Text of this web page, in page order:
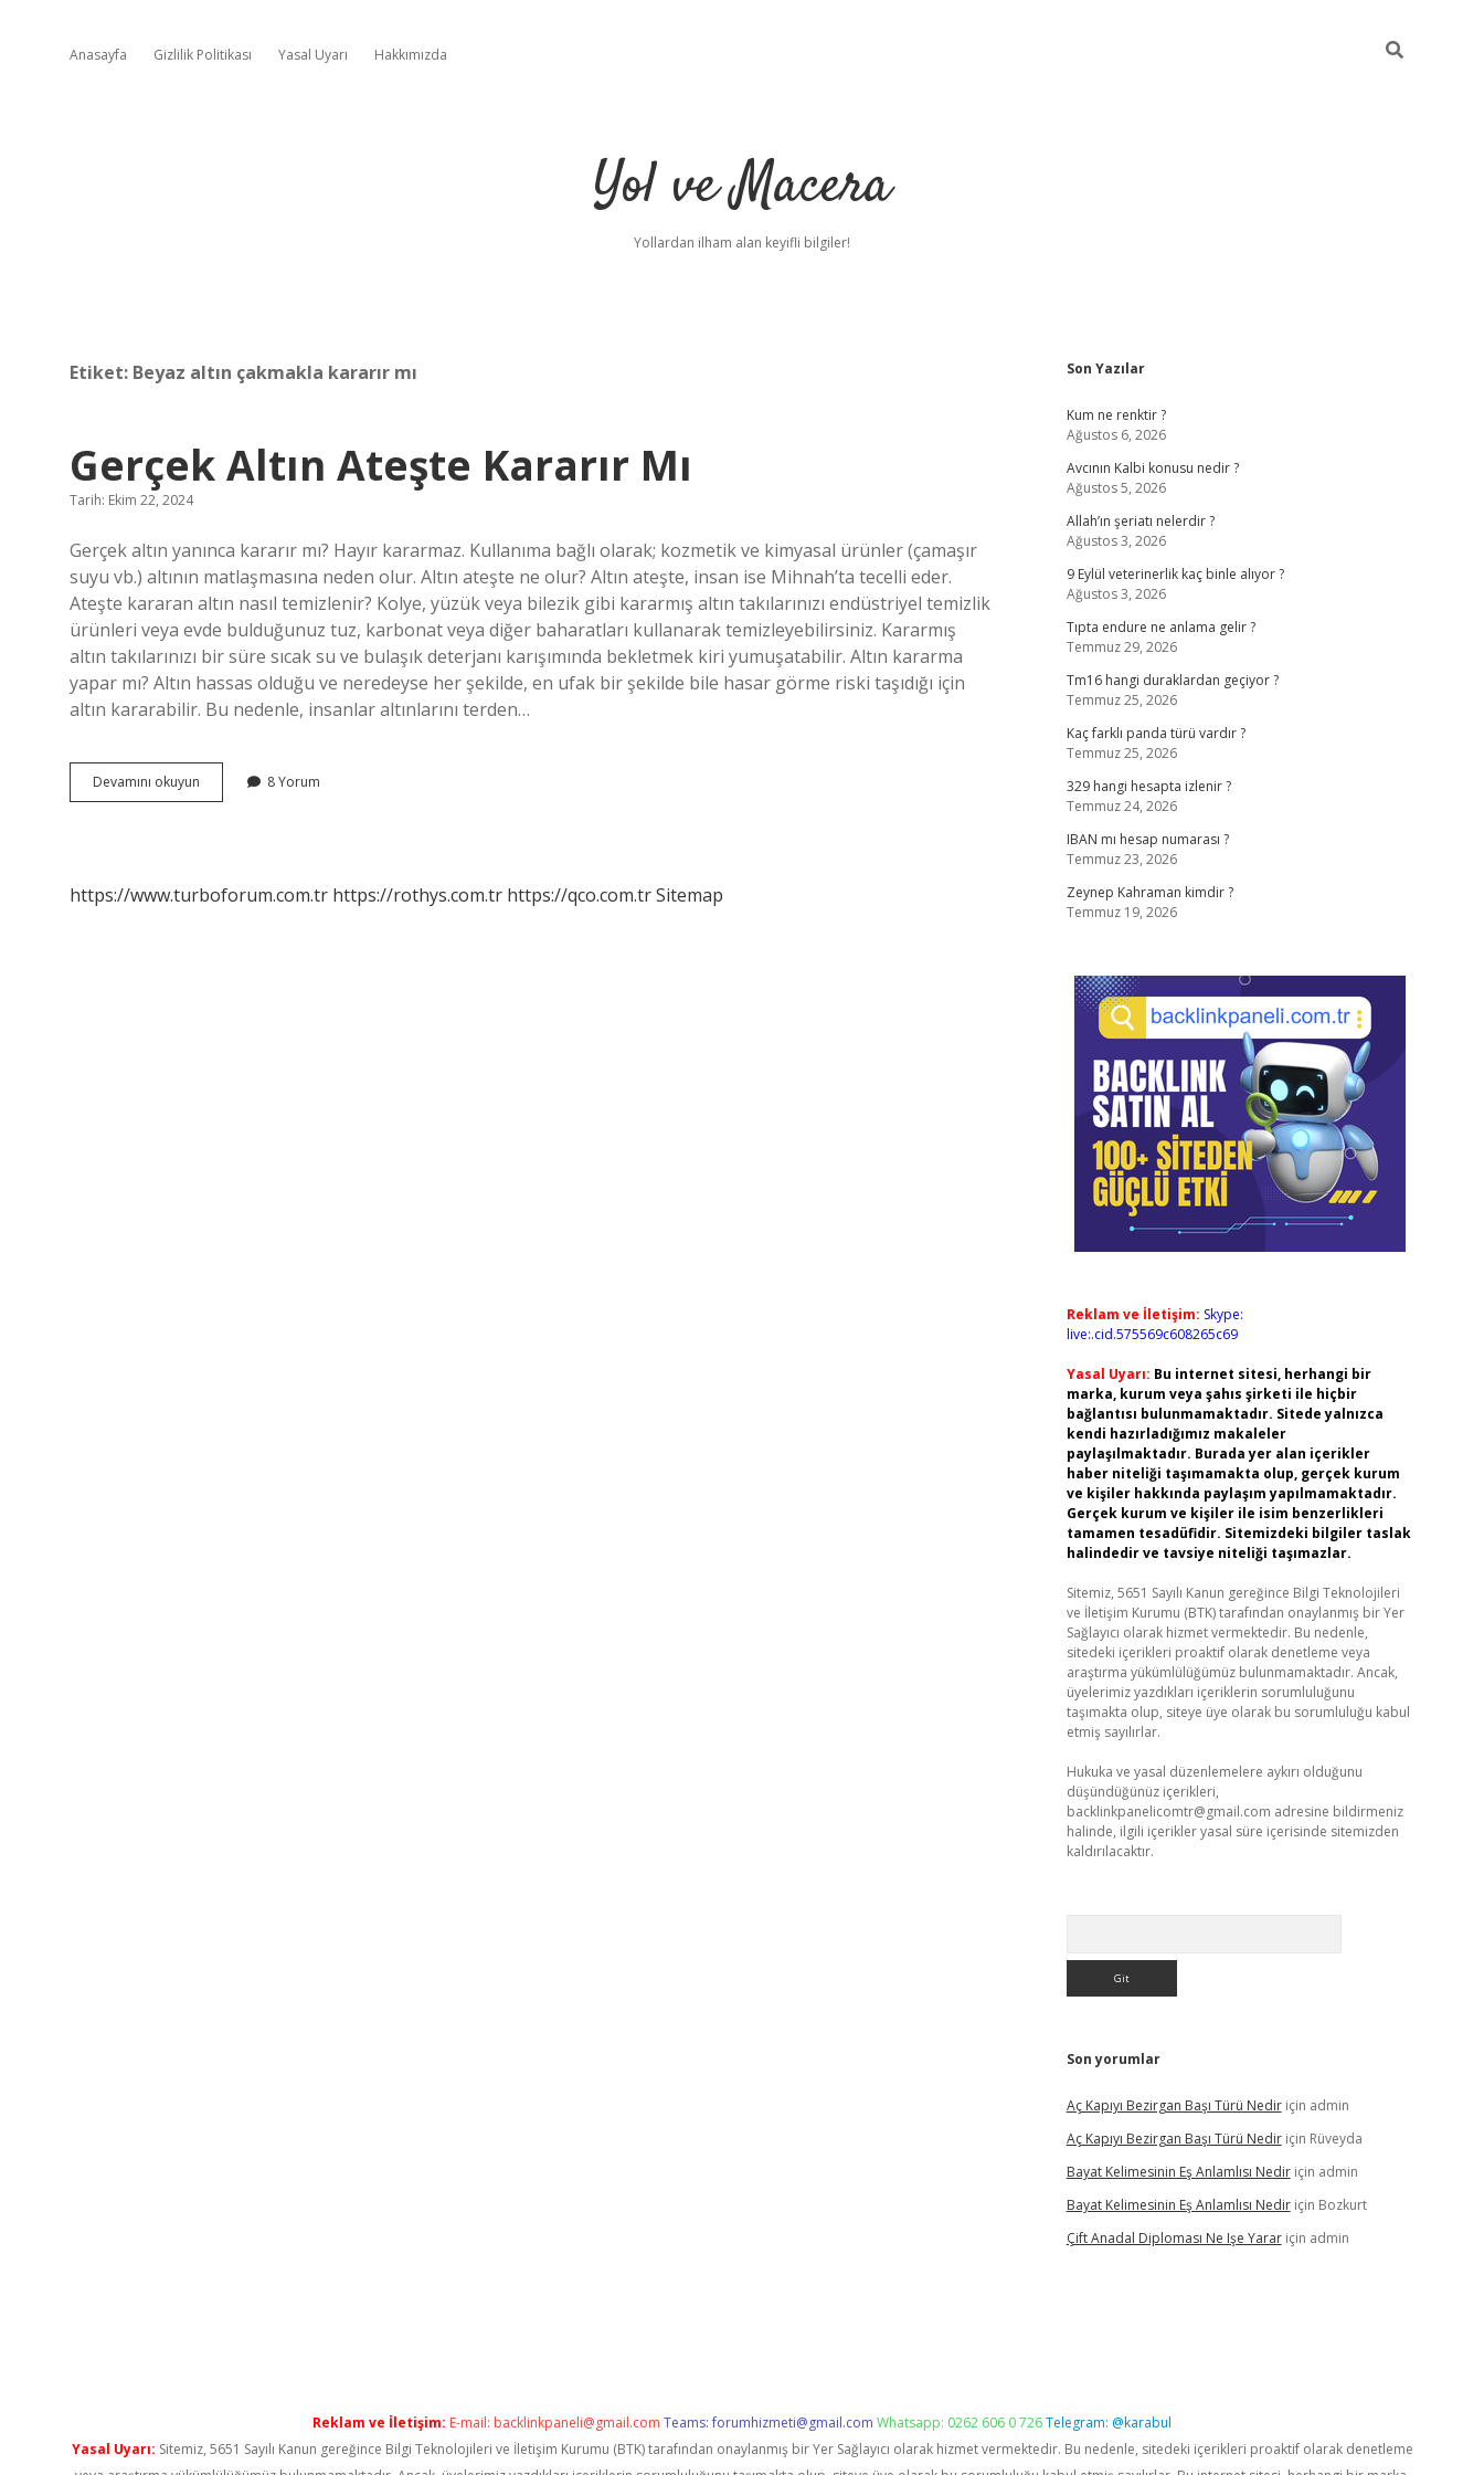
Anasayfa Gizlilik Politikası Yasal Uyarı Hakkımızda
Yol ve Macera
Yollardan ilham alan keyifli bilgiler!
Etiket: Beyaz altın çakmakla kararır mı
Gerçek Altın Ateşte Kararır Mı
Tarih: Ekim 22, 2024
Gerçek altın yanınca kararır mı? Hayır kararmaz. Kullanıma bağlı olarak; kozmetik ve kimyasal ürünler (çamaşır
suyu vb.) altının matlaşmasına neden olur. Altın ateşte ne olur? Altın ateşte, insan ise Mihnah’ta tecelli eder.
Ateşte kararan altın nasıl temizlenir? Kolye, yüzük veya bilezik gibi kararmış altın takılarınızı endüstriyel temizlik
ürünleri veya evde bulduğunuz tuz, karbonat veya diğer baharatları kullanarak temizleyebilirsiniz. Kararmış
altın takılarınızı bir süre sıcak su ve bulaşık deterjanı karışımında bekletmek kiri yumuşatabilir. Altın kararma
yapar mı? Altın hassas olduğu ve neredeyse her şekilde, en ufak bir şekilde bile hasar görme riski taşıdığı için
altın kararabilir. Bu nedenle, insanlar altınlarını terden…
Devamını okuyun
Altın
8 Yorum
https://www.turboforum.com.tr https://rothys.com.tr https://qco.com.trSitemap
Sidebar
Son Yazılar
Kum ne renktir ?
Ağustos 6, 2026
Avcının Kalbi konusu nedir ?
Ağustos 5, 2026
Allah’ın şeriatı nelerdir ?
Ağustos 3, 2026
9 Eylül veterinerlik kaç binle alıyor ?
Ağustos 3, 2026
Tıpta endure ne anlama gelir ?
Temmuz 29, 2026
Tm16 hangi duraklardan geçiyor ?
Temmuz 25, 2026
Kaç farklı panda türü vardır ?
Temmuz 25, 2026
329 hangi hesapta izlenir ?
Temmuz 24, 2026
IBAN mı hesap numarası ?
Temmuz 23, 2026
Zeynep Kahraman kimdir ?
Temmuz 19, 2026
Reklam ve İletişim: Skype:
live:.cid.575569c608265c69
Yasal Uyarı: Bu internet sitesi, herhangi bir
marka, kurum veya şahıs şirketi ile hiçbir
bağlantısı bulunmamaktadır. Sitede yalnızca
kendi hazırladığımız makaleler
paylaşılmaktadır. Burada yer alan içerikler
haber niteliği taşımamakta olup, gerçek kurum
ve kişiler hakkında paylaşım yapılmamaktadır.
Gerçek kurum ve kişiler ile isim benzerlikleri
tamamen tesadüfidir. Sitemizdeki bilgiler taslak
halindedir ve tavsiye niteliği taşımazlar.
Sitemiz, 5651 Sayılı Kanun gereğince Bilgi Teknolojileri
ve İletişim Kurumu (BTK) tarafından onaylanmış bir Yer
Sağlayıcı olarak hizmet vermektedir. Bu nedenle,
sitedeki içerikleri proaktif olarak denetleme veya
araştırma yükümlülüğümüz bulunmamaktadır. Ancak,
üyelerimiz yazdıkları içeriklerin sorumluluğunu
taşımakta olup, siteye üye olarak bu sorumluluğu kabul
etmiş sayılırlar.
Hukuka ve yasal düzenlemelere aykırı olduğunu
düşündüğünüz içerikleri,
backlinkpanelicomtr@gmail.com adresine bildirmeniz
halinde, ilgili içerikler yasal süre içerisinde sitemizden
kaldırılacaktır.
Son yorumlar
Aç Kapıyı Bezirgan Başı Türü Nediriçin admin
Aç Kapıyı Bezirgan Başı Türü Nediriçin Rüveyda
Bayat Kelimesinin Eş Anlamlısı Nediriçin admin
Bayat Kelimesinin Eş Anlamlısı Nediriçin Bozkurt
Çift Anadal Diploması Ne Işe Yarariçin admin
Reklam ve İletişim: E-mail: backlinkpaneli@gmail.com Teams:forumhizmeti@gmail.com Whatsapp: 0262 606 0 726Telegram: @karabul
Yasal Uyarı: Sitemiz, 5651 Sayılı Kanun gereğince Bilgi Teknolojileri ve İletişim Kurumu (BTK) tarafından onaylanmış bir Yer Sağlayıcı olarak hizmet vermektedir. Bu nedenle, sitedeki içerikleri proaktif olarak denetleme